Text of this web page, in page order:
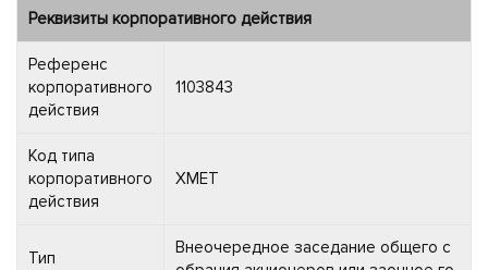
Реквизиты корпоративного действия
Референс
корпоративного
действия
1103843
Код типа
корпоративного
действия
XMET
Тип
Внеочередное заседание общего с